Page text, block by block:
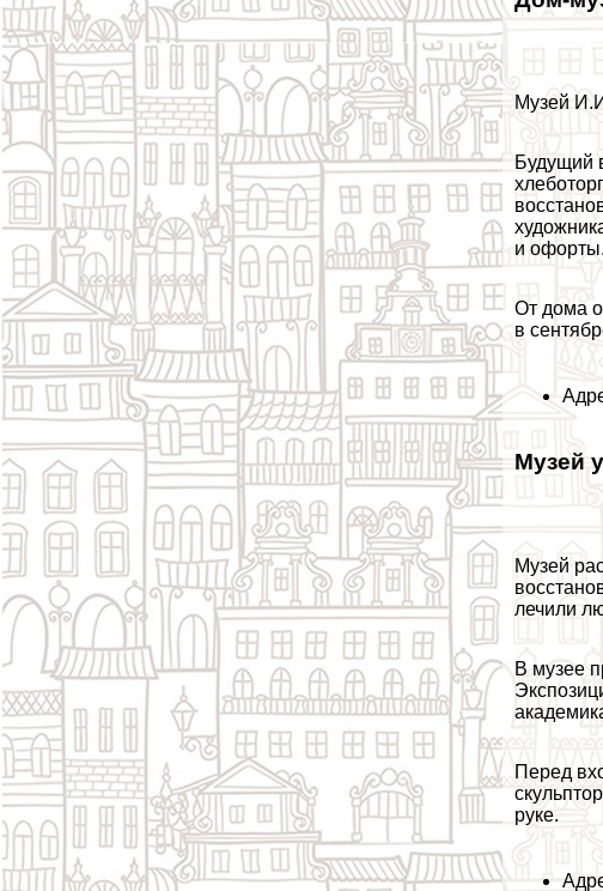
Музей
Будущий
и офорты.
От дома
в
Музей
Музей
лечили
В музее
Перед
руке.